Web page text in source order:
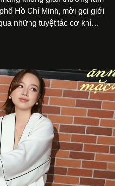
Hồ Chí Minh, mời gọi giới
những tuyệt tác cơ khí
2026.